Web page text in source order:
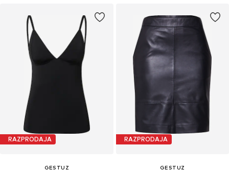
RAZPRODAJA
GESTUZ
RAZPRODAJA
GESTUZ